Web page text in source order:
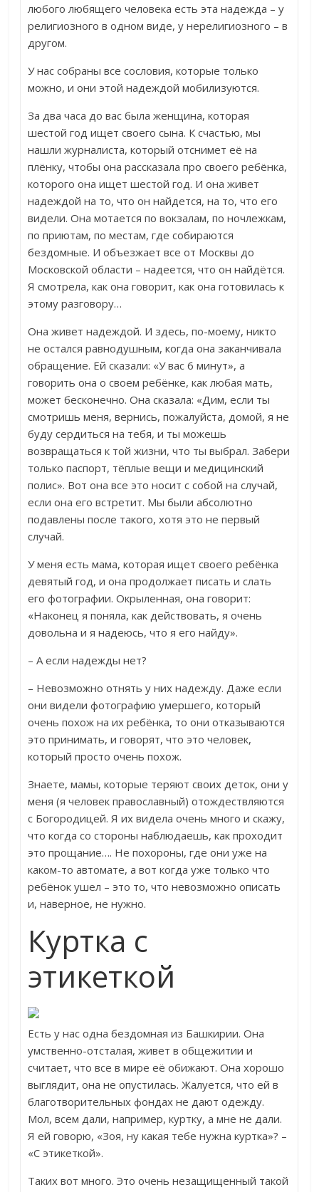
любого любящего человека есть эта надежда – у
религиозного в одном виде, у нерелигиозного – в
другом.
У нас собраны все сословия, которые только
можно, и они этой надеждой мобилизуются.
За два часа до вас была женщина, которая
шестой год ищет своего сына. К счастью, мы
нашли журналиста, который отснимет её на
плёнку, чтобы она рассказала про своего ребёнка,
которого она ищет шестой год. И она живет
надеждой на то, что он найдется, на то, что его
видели. Она мотается по вокзалам, по ночлежкам,
по приютам, по местам, где собираются
бездомные. И объезжает все от Москвы до
Московской области – надеется, что он найдётся.
Я смотрела, как она говорит, как она готовилась к
этому разговору…
Она живет надеждой. И здесь, по-моему, никто
не остался равнодушным, когда она заканчивала
обращение. Ей сказали: «У вас 6 минут», а
говорить она о своем ребёнке, как любая мать,
может бесконечно. Она сказала: «Дим, если ты
смотришь меня, вернись, пожалуйста, домой, я не
буду сердиться на тебя, и ты можешь
возвращаться к той жизни, что ты выбрал. Забери
только паспорт, тёплые вещи и медицинский
полис». Вот она все это носит с собой на случай,
если она его встретит. Мы были абсолютно
подавлены после такого, хотя это не первый
случай.
У меня есть мама, которая ищет своего ребёнка
девятый год, и она продолжает писать и слать
его фотографии. Окрыленная, она говорит:
«Наконец я поняла, как действовать, я очень
довольна и я надеюсь, что я его найду».
– А если надежды нет?
– Невозможно отнять у них надежду. Даже если
они видели фотографию умершего, который
очень похож на их ребёнка, то они отказываются
это принимать, и говорят, что это человек,
который просто очень похож.
Знаете, мамы, которые теряют своих деток, они у
меня (я человек православный) отождествляются
с Богородицей. Я их видела очень много и скажу,
что когда со стороны наблюдаешь, как проходит
это прощание…. Не похороны, где они уже на
каком-то автомате, а вот когда уже только что
ребёнок ушел – это то, что невозможно описать
и, наверное, не нужно.
Куртка с
этикеткой
Есть у нас одна бездомная из Башкирии. Она
умственно-отсталая, живет в общежитии и
считает, что все в мире её обижают. Она хорошо
выглядит, она не опустилась. Жалуется, что ей в
благотворительных фондах не дают одежду.
Мол, всем дали, например, куртку, а мне не дали.
Я ей говорю, «Зоя, ну какая тебе нужна куртка»? –
«С этикеткой».
Таких вот много. Это очень незащищенный такой